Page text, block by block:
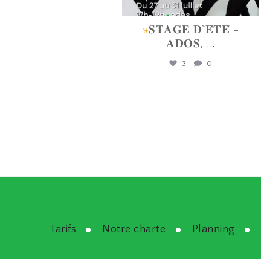
𝐒𝐓𝐀𝐆𝐄 𝐃`𝐄́𝐓𝐄́ -
𝐀𝐃𝐎𝐒, ...
3 0
Tarifs Notre charte Planning